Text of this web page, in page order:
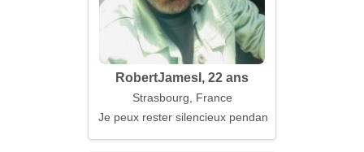
RobertJamesI, 22 ans
Strasbourg, France
Je peux rester silencieux pendant des heures,